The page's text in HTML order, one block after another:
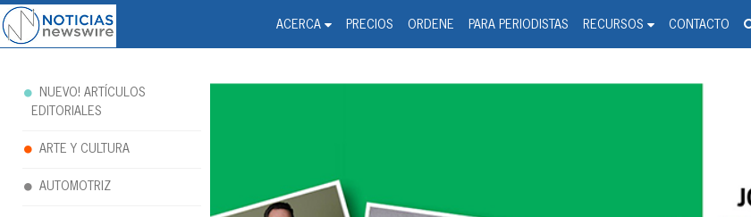
ACERCA PRECIOS ORDENE PARA PERIODISTAS RECURSOS CONTACTO
Noticias Newswire - Hispanic Press Release
NUEVO! ARTÍCULOS
EDITORIALES
ARTE Y CULTURA
AUTOMOTRIZ